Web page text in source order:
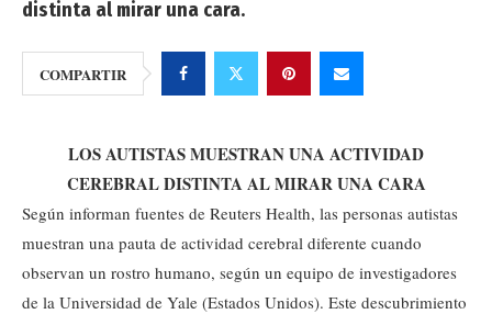
distinta al mirar una cara.
COMPARTIR
LOS AUTISTAS MUESTRAN UNA ACTIVIDAD
CEREBRAL DISTINTA AL MIRAR UNA CARA
Según informan fuentes de Reuters Health, las personas autistas
muestran una pauta de actividad cerebral diferente cuando
observan un rostro humano, según un equipo de investigadores
de la Universidad de Yale (Estados Unidos). Este descubrimiento